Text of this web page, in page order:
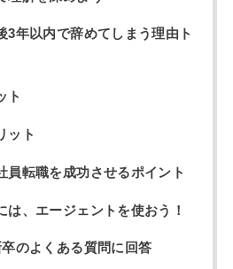
3年以内で辞めてしまう理由ト
ト
ット
員転職を成功させるポイント
は、エージェントを使おう！
のよくある質問に回答